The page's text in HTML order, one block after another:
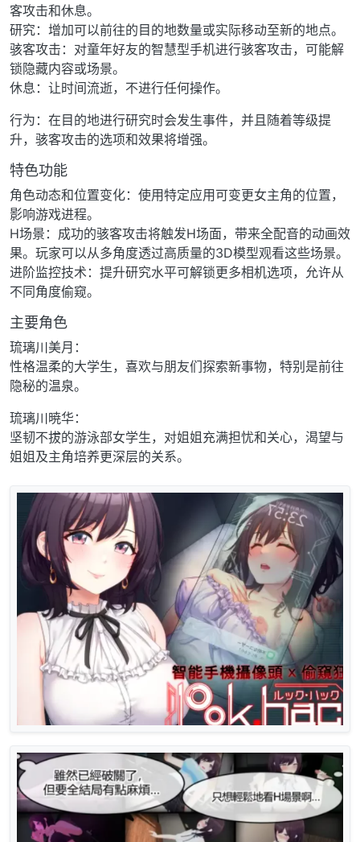
客攻击和休息。
研究：增加可以前往的目的地数量或实际移动至新的地点。
骇客攻击：对童年好友的智慧型手机进行骇客攻击，可能解
锁隐藏内容或场景。
休息：让时间流逝，不进行任何操作。
行为：在目的地进行研究时会发生事件，并且随着等级提
升，骇客攻击的选项和效果将增强。
特色功能
角色动态和位置变化：使用特定应用可变更女主角的位置，
影响游戏进程。
H场景：成功的骇客攻击将触发H场面，带来全配音的动画效
果。玩家可以从多角度透过高质量的3D模型观看这些场景。
进阶监控技术：提升研究水平可解锁更多相机选项，允许从
不同角度偷窥。
主要角色
琉璃川美月：
性格温柔的大学生，喜欢与朋友们探索新事物，特别是前往
隐秘的温泉。
琉璃川暁华：
坚韧不拔的游泳部女学生，对姐姐充满担忧和关心，渴望与
姐姐及主角培养更深层的关系。